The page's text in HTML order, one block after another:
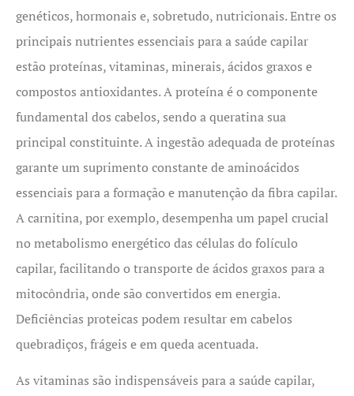
genéticos, hormonais e, sobretudo, nutricionais. Entre os
principais nutrientes essenciais para a saúde capilar
estão proteínas, vitaminas, minerais, ácidos graxos e
compostos antioxidantes. A proteína é o componente
fundamental dos cabelos, sendo a queratina sua
principal constituinte. A ingestão adequada de proteínas
garante um suprimento constante de aminoácidos
essenciais para a formação e manutenção da fibra capilar.
A carnitina, por exemplo, desempenha um papel crucial
no metabolismo energético das células do folículo
capilar, facilitando o transporte de ácidos graxos para a
mitocôndria, onde são convertidos em energia.
Deficiências proteicas podem resultar em cabelos
quebradiços, frágeis e em queda acentuada.
As vitaminas são indispensáveis para a saúde capilar,